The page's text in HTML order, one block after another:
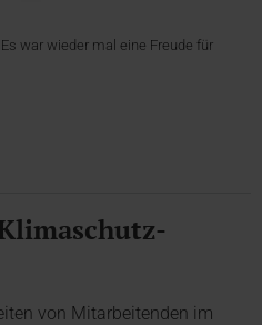
war wieder mal eine Freude für
von Mitarbeitenden im